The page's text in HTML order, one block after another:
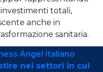
totali,
anche in
sanitaria.
Angel italiano
nei settori in cui